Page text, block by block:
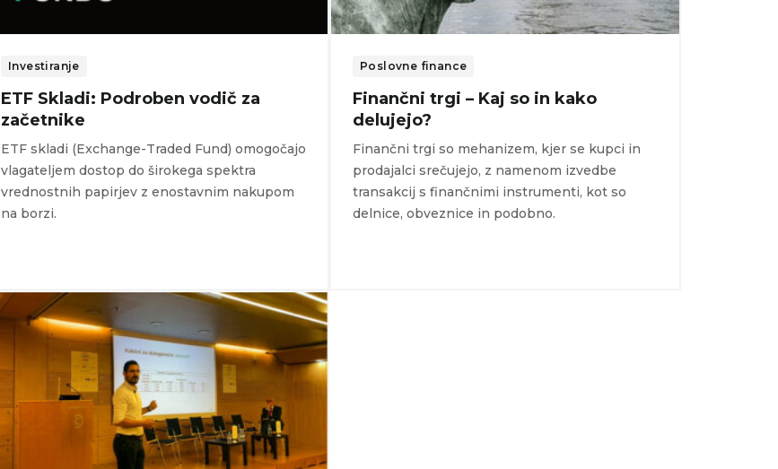
Investiranje
ETF Skladi: Podroben vodič za
začetnike
ETF skladi (Exchange-Traded Fund) omogočajo
vlagateljem dostop do širokega spektra
vrednostnih papirjev z enostavnim nakupom
na borzi.
Poslovne finance
Finančni trgi – Kaj so in kako
delujejo?
Finančni trgi so mehanizem, kjer se kupci in
prodajalci srečujejo, z namenom izvedbe
transakcij s finančnimi instrumenti, kot so
delnice, obveznice in podobno.